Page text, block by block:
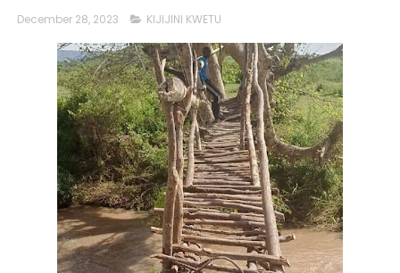
December 28, 2023 KIJIJINI KWETU